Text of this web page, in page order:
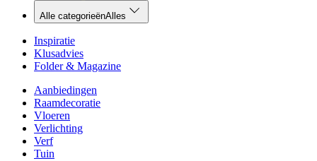
Alle categorieënAlles
Inspiratie
Klusadvies
Folder & Magazine
Aanbiedingen
Raamdecoratie
Vloeren
Verlichting
Verf
Tuin